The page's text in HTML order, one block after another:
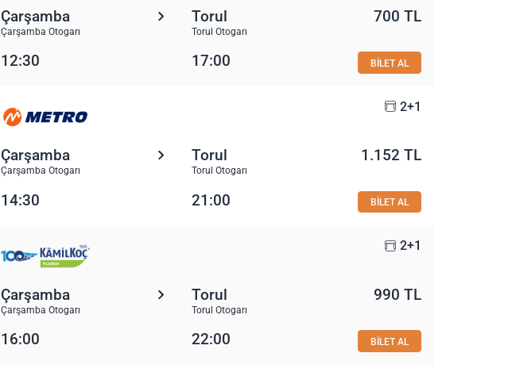
Çarşamba
Çarşamba Otogarı
Torul
Torul Otogarı
700 TL
12:30 17:00 BİLET AL
2+1
Çarşamba
Çarşamba Otogarı
Torul
Torul Otogarı
1.152 TL
14:30 21:00 BİLET AL
2+1
Çarşamba
Çarşamba Otogarı
Torul
Torul Otogarı
990 TL
16:00 22:00 BİLET AL